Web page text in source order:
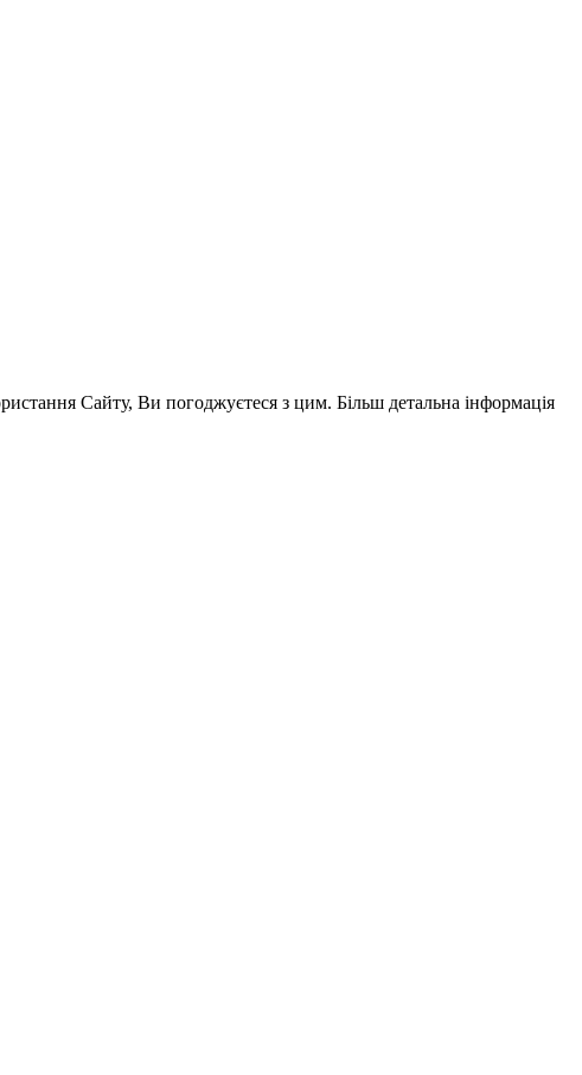
Сайту, Ви погоджуєтеся з цим. Більш детальна інформація